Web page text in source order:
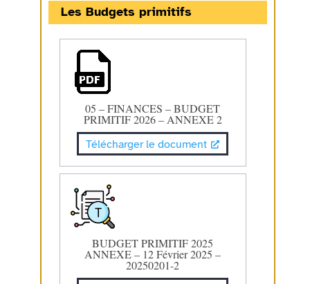
Les Budgets primitifs
05 – FINANCES – BUDGET
PRIMITIF 2026 – ANNEXE 2
Télécharger le document
BUDGET PRIMITIF 2025
ANNEXE – 12 Février 2025 –
20250201-2